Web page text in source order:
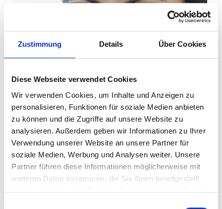
Zustimmung Details Über Cookies
Diese Webseite verwendet Cookies
Wir verwenden Cookies, um Inhalte und Anzeigen zu
personalisieren, Funktionen für soziale Medien anbieten
zu können und die Zugriffe auf unsere Website zu
analysieren. Außerdem geben wir Informationen zu Ihrer
Verwendung unserer Website an unsere Partner für
soziale Medien, Werbung und Analysen weiter. Unsere
Partner führen diese Informationen möglicherweise mit
weiteren Daten zusammen, die Sie ihnen bereitgestellt
haben oder die sie im Rahmen Ihrer Nutzung der Dienste
Ihr Partner für optimales